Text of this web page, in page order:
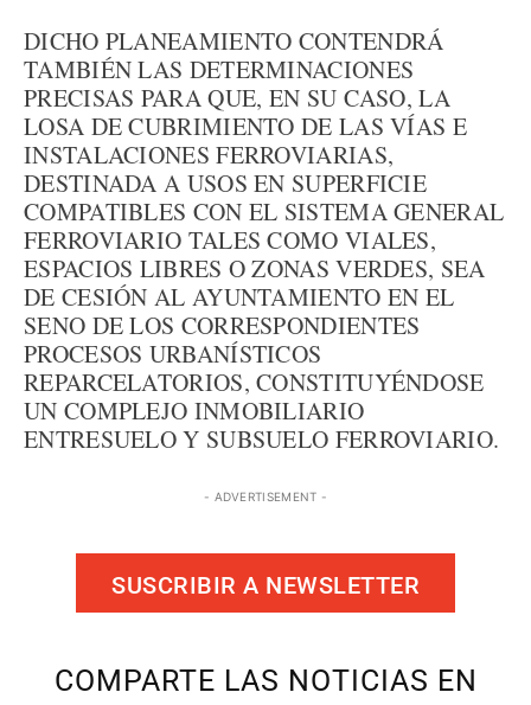
DICHO PLANEAMIENTO CONTENDRÁ
TAMBIÉN LAS DETERMINACIONES
PRECISAS PARA QUE, EN SU CASO, LA
LOSA DE CUBRIMIENTO DE LAS VÍAS E
INSTALACIONES FERROVIARIAS,
DESTINADA A USOS EN SUPERFICIE
COMPATIBLES CON EL SISTEMA GENERAL
FERROVIARIO TALES COMO VIALES,
ESPACIOS LIBRES O ZONAS VERDES, SEA
DE CESIÓN AL AYUNTAMIENTO EN EL
SENO DE LOS CORRESPONDIENTES
PROCESOS URBANÍSTICOS
REPARCELATORIOS, CONSTITUYÉNDOSE
UN COMPLEJO INMOBILIARIO
ENTRESUELO Y SUBSUELO FERROVIARIO.
- ADVERTISEMENT -
SUSCRIBIR A NEWSLETTER
COMPARTE LAS NOTICIAS EN